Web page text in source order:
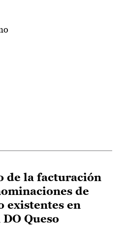
de la facturación
de
existentes en
Queso